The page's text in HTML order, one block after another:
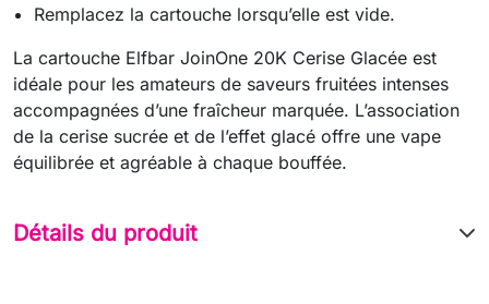
Remplacez la cartouche lorsqu’elle est vide.
La cartouche Elfbar JoinOne 20K Cerise Glacée est
idéale pour les amateurs de saveurs fruitées intenses
accompagnées d’une fraîcheur marquée. L’association
de la cerise sucrée et de l’effet glacé offre une vape
équilibrée et agréable à chaque bouffée.
Détails du produit